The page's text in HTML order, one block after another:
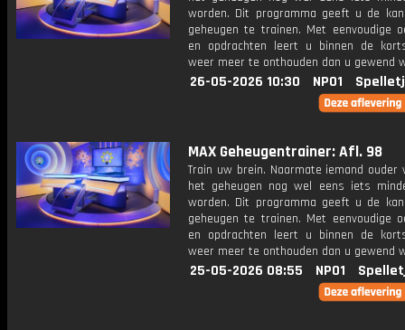
worden. Dit programma geeft u de
geheugen te trainen. Met eenvoudige
en opdrachten leert u binnen de
weer meer te onthouden dan u gewend
26-05-2026 10:30 NPO1
MAX Geheugentrainer: Afl. 98
Train uw brein. Naarmate iemand ouder
het geheugen nog wel eens iets
worden. Dit programma geeft u de
geheugen te trainen. Met eenvoudige
en opdrachten leert u binnen de
weer meer te onthouden dan u gewend
25-05-2026 08:55 NPO1